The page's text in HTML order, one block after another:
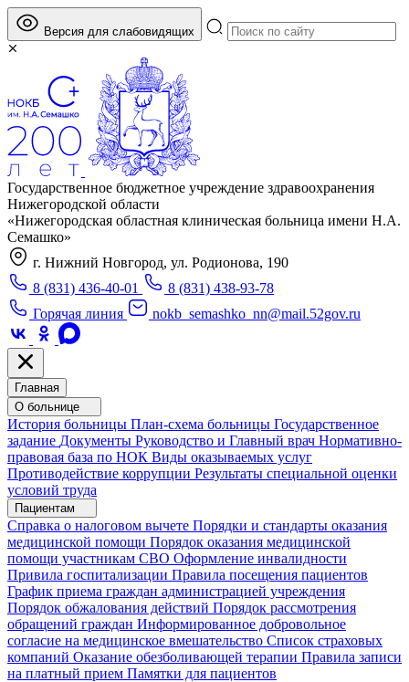
Версия для слабовидящих
Государственное бюджетное учреждение здравоохранения
Нижегородской области
«Нижегородская областная клиническая больница имени Н.А.
Семашко»
г. Нижний Новгород, ул. Родионова, 190
8 (831) 436-40-01
8 (831) 438-93-78
Горячая линия
nokb_semashko_nn@mail.52gov.ru
Главная
О больнице
История больницы План-схема больницы Государственное
задание Документы Руководство и Главный врач Нормативно-
правовая база по НОК Виды оказываемых услуг
Противодействие коррупции Результаты специальной оценки
условий труда
Пациентам
Справка о налоговом вычете Порядки и стандарты оказания
медицинской помощи Порядок оказания медицинской
помощи участникам СВО Оформление инвалидности
Привила госпитализации Правила посещения пациентов
График приема граждан администрацией учреждения
Порядок обжалования действий Порядок рассмотрения
обращений граждан Информированное добровольное
согласие на медицинское вмешательство Список страховых
компаний Оказание обезболивающей терапии Правила записи
на платный прием Памятки для пациентов